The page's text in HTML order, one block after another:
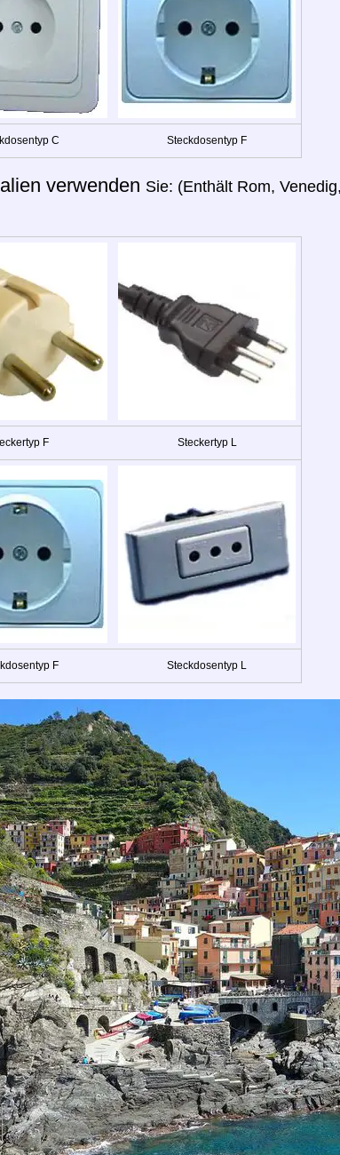
C Steckdosentyp F
verwenden Sie: (Enthält Rom,
F Steckertyp L
F Steckdosentyp L